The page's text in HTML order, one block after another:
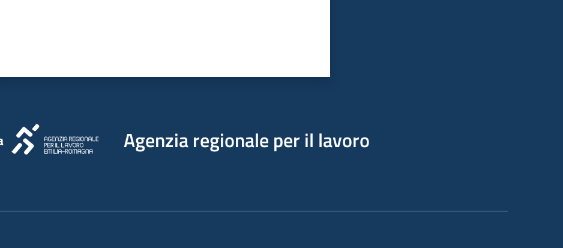
Agenzia regionale per il lavoro